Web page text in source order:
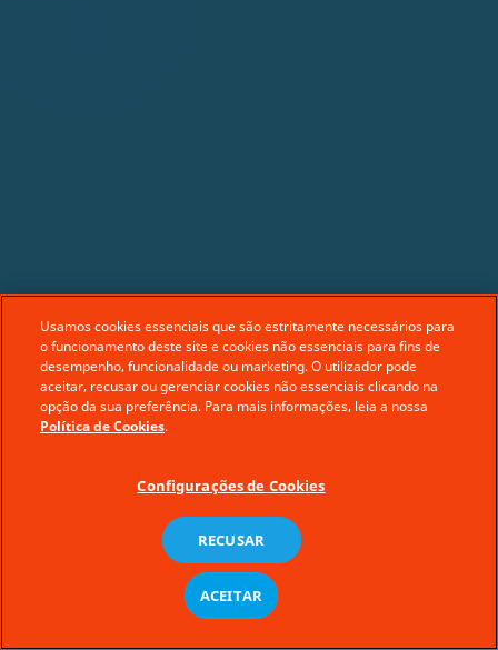
Usamos cookies essenciais que são estritamente necessários para
o funcionamento deste site e cookies não essenciais para fins de
desempenho, funcionalidade ou marketing. O utilizador pode
aceitar, recusar ou gerenciar cookies não essenciais clicando na
opção da sua preferência. Para mais informações, leia a nossa
Política de Cookies.
Configurações de Cookies
RECUSAR
ACEITAR